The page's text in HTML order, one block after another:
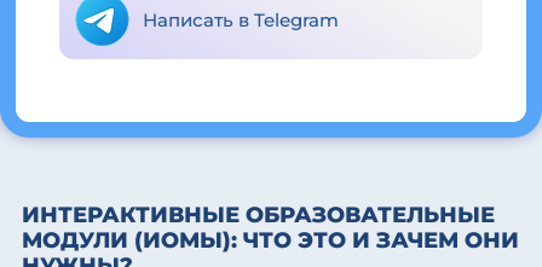
Написать в Telegram
ИНТЕРАКТИВНЫЕ ОБРАЗОВАТЕЛЬНЫЕ
МОДУЛИ (ИОМЫ): ЧТО ЭТО И ЗАЧЕМ ОНИ